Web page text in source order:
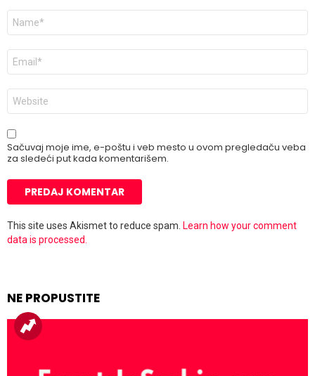
Ime
E-
pošta
*
Veb
mesto
Sačuvaj moje ime, e-poštu i veb mesto u ovom pregledaču veba
za sledeći put kada komentarišem.
This site uses Akismet to reduce spam. Learn how your comment
data is processed.
NE PROPUSTITE